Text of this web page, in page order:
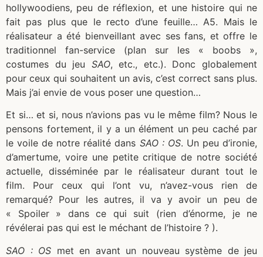
hollywoodiens, peu de réflexion, et une histoire qui ne
fait pas plus que le recto d’une feuille… A5. Mais le
réalisateur a été bienveillant avec ses fans, et offre le
traditionnel fan-service (plan sur les « boobs »,
costumes du jeu SAO, etc., etc.). Donc globalement
pour ceux qui souhaitent un avis, c’est correct sans plus.
Mais j’ai envie de vous poser une question…
Et si… et si, nous n’avions pas vu le même film? Nous le
pensons fortement, il y a un élément un peu caché par
le voile de notre réalité dans SAO : OS. Un peu d’ironie,
d’amertume, voire une petite critique de notre société
actuelle, disséminée par le réalisateur durant tout le
film. Pour ceux qui l’ont vu, n’avez-vous rien de
remarqué? Pour les autres, il va y avoir un peu de
« Spoiler » dans ce qui suit (rien d’énorme, je ne
révélerai pas qui est le méchant de l’histoire ? ).
SAO : OS met en avant un nouveau système de jeu